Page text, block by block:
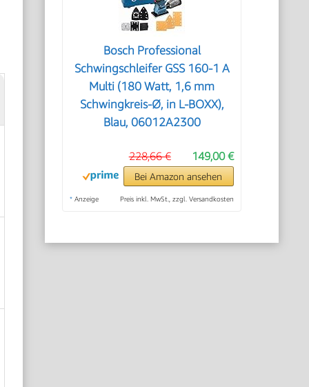
Bosch Professional
Schwingschleifer GSS 160-1 A
Multi (180 Watt, 1,6 mm
Schwingkreis-Ø, in L-BOXX),
Blau, 06012A2300
149,00 €
228,66 €
Bei Amazon ansehen
* Anzeige Preis inkl. MwSt., zzgl. Versandkosten